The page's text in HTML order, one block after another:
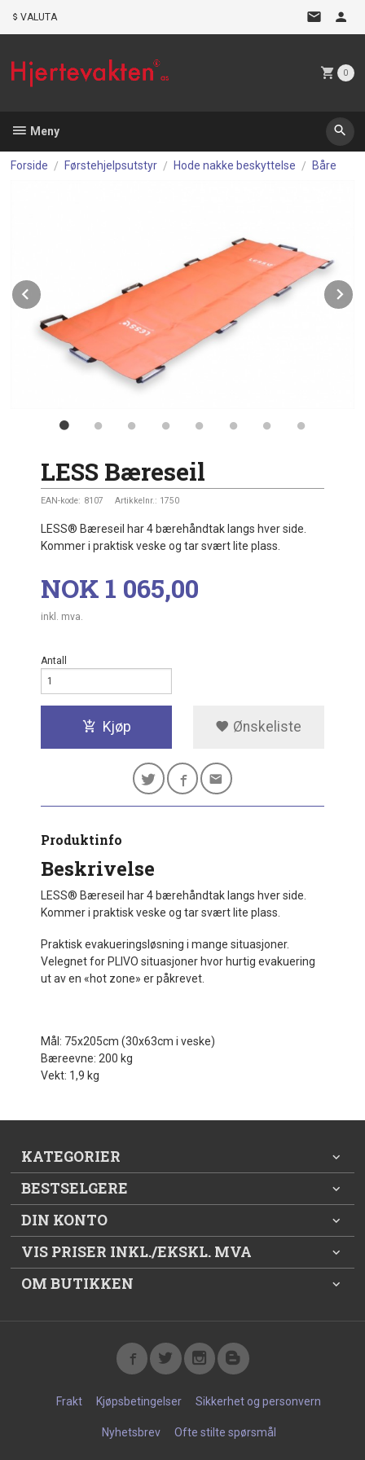
VALUTA
0
Meny
Forside Førstehjelpsutstyr Hode nakke beskyttelse Båre
Prev
LESS Bæreseil
EAN-kode: 8107 Artikkelnr.: 1750
LESS® Bæreseil har 4 bærehåndtak langs hver side.
Kommer i praktisk veske og tar svært lite plass.
Pris
NOK 1 065,00
inkl. mva.
Antall
Kjøp Ønskeliste
Produktinfo
Beskrivelse
LESS® Bæreseil har 4 bærehåndtak langs hver side.
Kommer i praktisk veske og tar svært lite plass.
Praktisk evakueringsløsning i mange situasjoner.
Velegnet for PLIVO situasjoner hvor hurtig evakuering
ut av en «hot zone» er påkrevet.
Mål: 75x205cm (30x63cm i veske)
Bæreevne: 200 kg
Vekt: 1,9 kg
KATEGORIER
BESTSELGERE
DIN KONTO
VIS PRISER INKL./EKSKL. MVA
OM BUTIKKEN
Frakt Kjøpsbetingelser Sikkerhet og personvern
Nyhetsbrev Ofte stilte spørsmål